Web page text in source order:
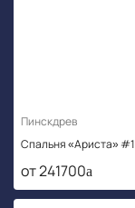
Пинскдрев
Спальня «Ариста» #1
от 241700